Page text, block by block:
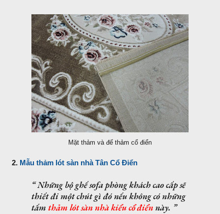
Mặt thảm và đế thảm cổ điển
2. Mẫu thảm lót sàn nhà Tân Cổ Điển
Những bộ ghế sofa phòng khách cao cấp sẽ
thiết đi một chút gì đó nếu không có những
tấm thảm lót sàn nhà kiểu cổ điển này.